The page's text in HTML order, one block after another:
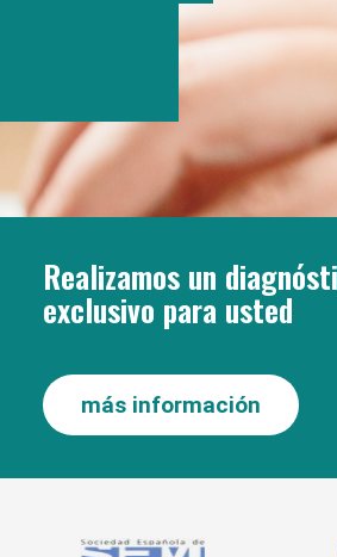
Realizamos un
exclusivo para usted
más información